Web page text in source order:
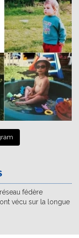
fédère
vécu sur la longue